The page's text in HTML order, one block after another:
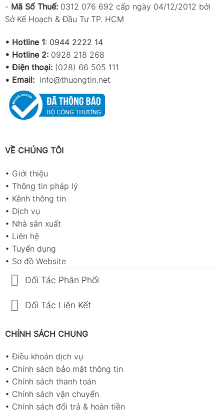
- Mã Số Thuế: 0312 076 692 cấp ngày 04/12/2012 bởi
Sở Kế Hoạch & Đầu Tư TP. HCM
• Hotline 1: 0944 2222 14
• Hotline 2: 0928 218 268
• Điện thoại: (028) 66 505 111
• Email: info@thuongtin.net
VỀ CHÚNG TÔI
• Giới thiệu
• Thông tin pháp lý
• Kênh thông tin
• Dịch vụ
• Nhà sản xuất
• Liên hệ
• Tuyển dụng
• Sơ đồ Website
Đối Tác Phân Phối
Đối Tác Liên Kết
CHÍNH SÁCH CHUNG
•Điều khoản dịch vụ
• Chính sách bảo mật thông tin
• Chính sách thanh toán
• Chính sách vận chuyển
• Chính sách đổi trả & hoàn tiền